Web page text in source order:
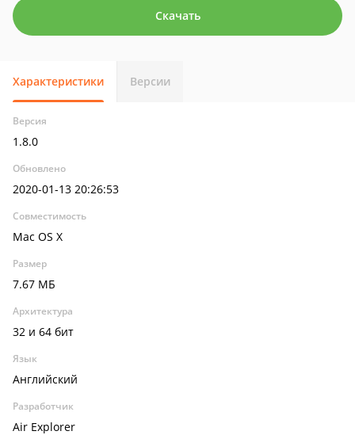
Скачать
Характеристики Версии
Версия
1.8.0
Обновлено
2020-01-13 20:26:53
Совместимость
Mac OS X
Размер
7.67 МБ
Архитектура
32 и 64 бит
Язык
Английский
Разработчик
Air Explorer